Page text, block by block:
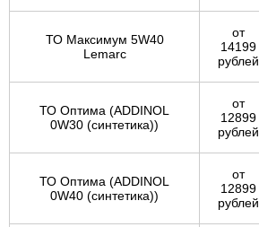
ТО Максимум 5W40
Lemarc
от
14199
рублей
ТО Оптима (ADDINOL
0W30 (синтетика))
от
12899
рублей
ТО Оптима (ADDINOL
0W40 (синтетика))
от
12899
рублей